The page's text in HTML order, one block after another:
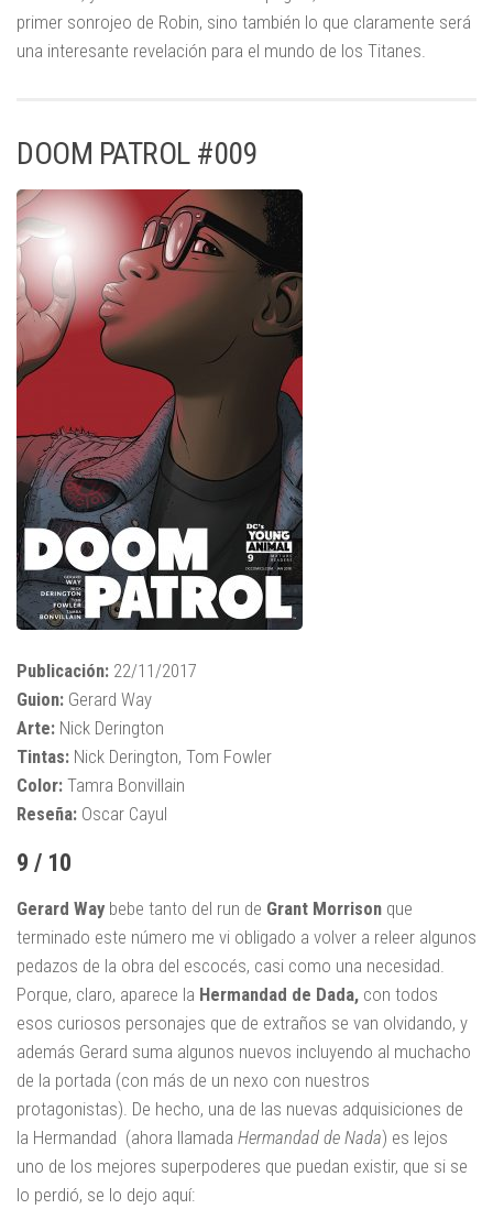
primer sonrojeo de Robin, sino también lo que claramente será
una interesante revelación para el mundo de los Titanes.
DOOM PATROL #009
Publicación: 22/11/2017
Guion: Gerard Way
Arte: Nick Derington
Tintas: Nick Derington, Tom Fowler
Color: Tamra Bonvillain
Reseña: Oscar Cayul
9 / 10
Gerard Way bebe tanto del run de Grant Morrison que
terminado este número me vi obligado a volver a releer algunos
pedazos de la obra del escocés, casi como una necesidad.
Porque, claro, aparece la Hermandad de Dada, con todos
esos curiosos personajes que de extraños se van olvidando, y
además Gerard suma algunos nuevos incluyendo al muchacho
de la portada (con más de un nexo con nuestros
protagonistas). De hecho, una de las nuevas adquisiciones de
la Hermandad (ahora llamada Hermandad de Nada) es lejos
uno de los mejores superpoderes que puedan existir, que si se
lo perdió, se lo dejo aquí: